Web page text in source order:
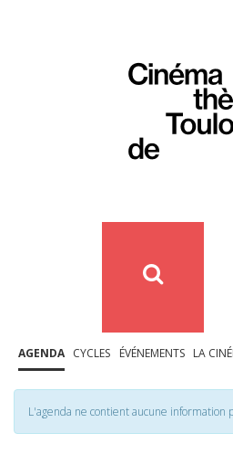
AGENDA CYCLES ÉVÉNEMENTS LA
L'agenda ne contient aucune information